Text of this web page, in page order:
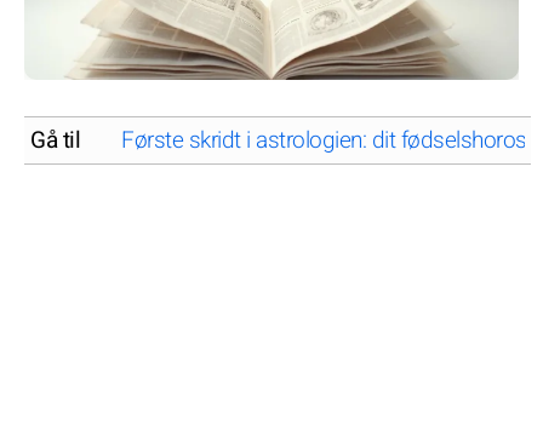
Gå til Første skridt i astrologien: dit